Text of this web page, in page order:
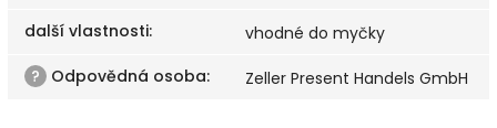
další vlastnosti:
vhodné do myčky
? Odpovědná osoba: Zeller Present Handels GmbH